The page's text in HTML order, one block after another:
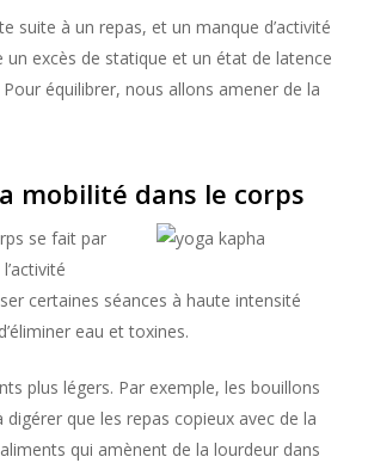
suite à un repas, et un manque d’activité
un excès de statique et un état de latence
Pour équilibrer, nous allons amener de la
mobilité dans le corps
se fait par
certaines séances à haute intensité
eau et toxines.
plus légers. Par exemple, les bouillons
digérer que les repas copieux avec de la
qui amènent de la lourdeur dans